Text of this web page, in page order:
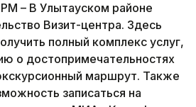
– В Улытауском районе
Визит-центра. Здесь
полный комплекс услуг,
о достопримечательностях
маршрут. Также
записаться на